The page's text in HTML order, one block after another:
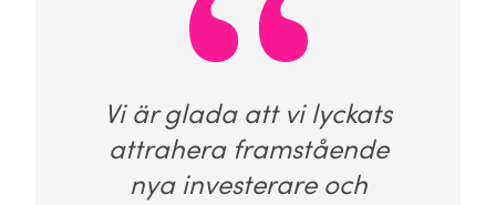
Vi är glada att vi lyckats
attrahera framstående
nya investerare och